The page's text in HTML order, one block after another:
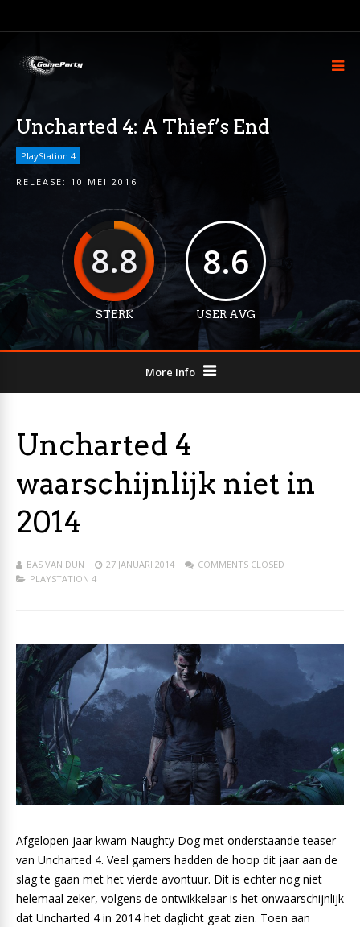
Uncharted 4: A Thief’s End
PlayStation 4
RELEASE: 10 MEI 2016
8.8
STERK
8.6
USER AVG
More Info
Uncharted 4
waarschijnlijk niet in
2014
BAS VAN DUN 27 JANUARI 2014
COMMENTS CLOSED
PLAYSTATION 4
Afgelopen jaar kwam Naughty Dog met onderstaande teaser
van Uncharted 4. Veel gamers hadden de hoop dit jaar aan de
slag te gaan met het vierde avontuur. Dit is echter nog niet
helemaal zeker, volgens de ontwikkelaar is het onwaarschijnlijk
dat Uncharted 4 in 2014 het daglicht gaat zien. Toen aan